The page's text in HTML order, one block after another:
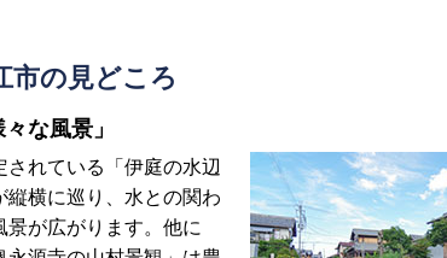
市の見どころ
な風景」
されている「伊庭の水辺
縦横に巡り、水との関わ
景が広がります。他に